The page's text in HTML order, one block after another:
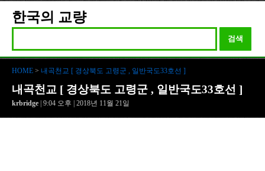
한국의 교량
검색
HOME > 내곡천교 [ 경상북도 고령군 , 일반국도33호선 ]
내곡천교 [ 경상북도 고령군 , 일반국도33호선 ]
krbridge | 9:04 오후 | 2018년 11월 21일